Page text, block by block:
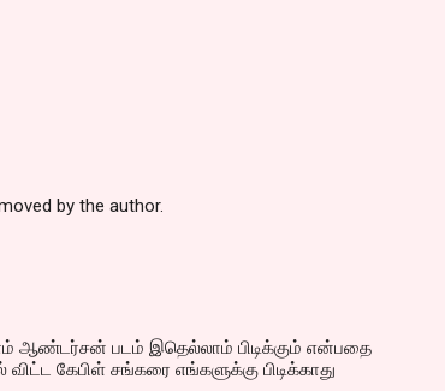
by the author.
ஆண்டர்சன் படம் இதெல்லாம் பிடிக்கும் என்பதை
கேபிள் சங்கரை எங்களுக்கு பிடிக்காது